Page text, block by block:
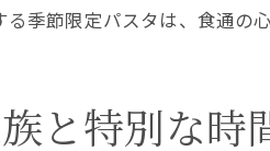
る季節限定パスタは、食通の
と特別な時